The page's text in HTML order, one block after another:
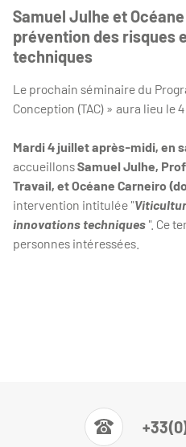
Samuel Julhe et
prévention des risques
techniques
Le prochain séminaire du
Conception (TAC) » aura lieu le
Mardi 4 juillet après-midi, en
accueillonsSamuel Julhe,
Travail, et Océane Carneiro
intervention intitulée "
innovations techniques ". Ce
personnes intéressées.